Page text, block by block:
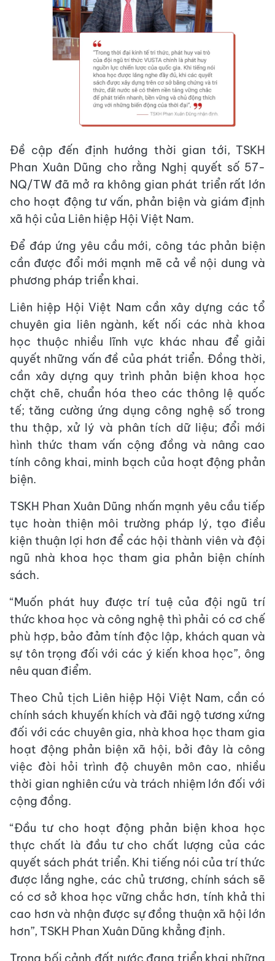
Đề cập đến định hướng thời gian tới, TSKH
Phan Xuân Dũng cho rằng Nghị quyết số 57-
NQ/TW đã mở ra không gian phát triển rất lớn
cho hoạt động tư vấn, phản biện và giám định
xã hội của Liên hiệp Hội Việt Nam.
Để đáp ứng yêu cầu mới, công tác phản biện
cần được đổi mới mạnh mẽ cả về nội dung và
phương pháp triển khai.
Liên hiệp Hội Việt Nam cần xây dựng các tổ
chuyên gia liên ngành, kết nối các nhà khoa
học thuộc nhiều lĩnh vực khác nhau để giải
quyết những vấn đề của phát triển. Đồng thời,
cần xây dựng quy trình phản biện khoa học
chặt chẽ, chuẩn hóa theo các thông lệ quốc
tế; tăng cường ứng dụng công nghệ số trong
thu thập, xử lý và phân tích dữ liệu; đổi mới
hình thức tham vấn cộng đồng và nâng cao
tính công khai, minh bạch của hoạt động phản
biện.
TSKH Phan Xuân Dũng nhấn mạnh yêu cầu tiếp
tục hoàn thiện môi trường pháp lý, tạo điều
kiện thuận lợi hơn để các hội thành viên và đội
ngũ nhà khoa học tham gia phản biện chính
sách.
“Muốn phát huy được trí tuệ của đội ngũ trí
thức khoa học và công nghệ thì phải có cơ chế
phù hợp, bảo đảm tính độc lập, khách quan và
sự tôn trọng đối với các ý kiến khoa học”, ông
nêu quan điểm.
Theo Chủ tịch Liên hiệp Hội Việt Nam, cần có
chính sách khuyến khích và đãi ngộ tương xứng
đối với các chuyên gia, nhà khoa học tham gia
hoạt động phản biện xã hội, bởi đây là công
việc đòi hỏi trình độ chuyên môn cao, nhiều
thời gian nghiên cứu và trách nhiệm lớn đối với
cộng đồng.
“Đầu tư cho hoạt động phản biện khoa học
thực chất là đầu tư cho chất lượng của các
quyết sách phát triển. Khi tiếng nói của trí thức
được lắng nghe, các chủ trương, chính sách sẽ
có cơ sở khoa học vững chắc hơn, tính khả thi
cao hơn và nhận được sự đồng thuận xã hội lớn
hơn”, TSKH Phan Xuân Dũng khẳng định.
Trong bối cảnh đất nước đang triển khai những